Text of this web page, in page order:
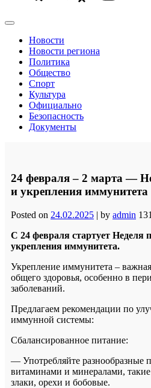
Новости
Новости региона
Политика
Общество
Спорт
Культура
Официально
Безопасность
Документы
24 февраля – 2 марта —
и укрепления иммунитета
Posted on 24.02.2025 | by admin 131
С 24 февраля стартует Неделя
укрепления иммунитета.
Укрепление иммунитета –
общего здоровья, особенно в
заболеваний.
Предлагаем рекомендации по
иммунной системы:
Сбалансированное питание:
— Употребляйте разнообразные
витаминами и минералами,
злаки, орехи и бобовые.